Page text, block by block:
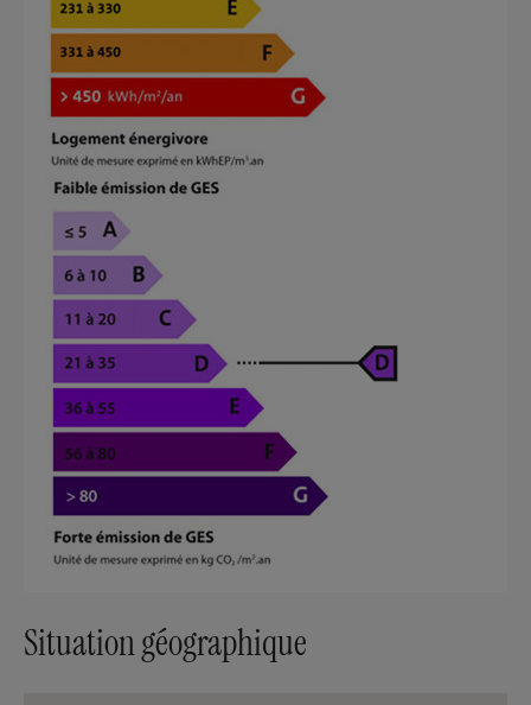
Situation géographique